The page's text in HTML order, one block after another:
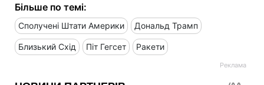
Більше по темі:
Сполучені Штати Америки Дональд Трамп
Близький Схід Піт Гегсет Ракети